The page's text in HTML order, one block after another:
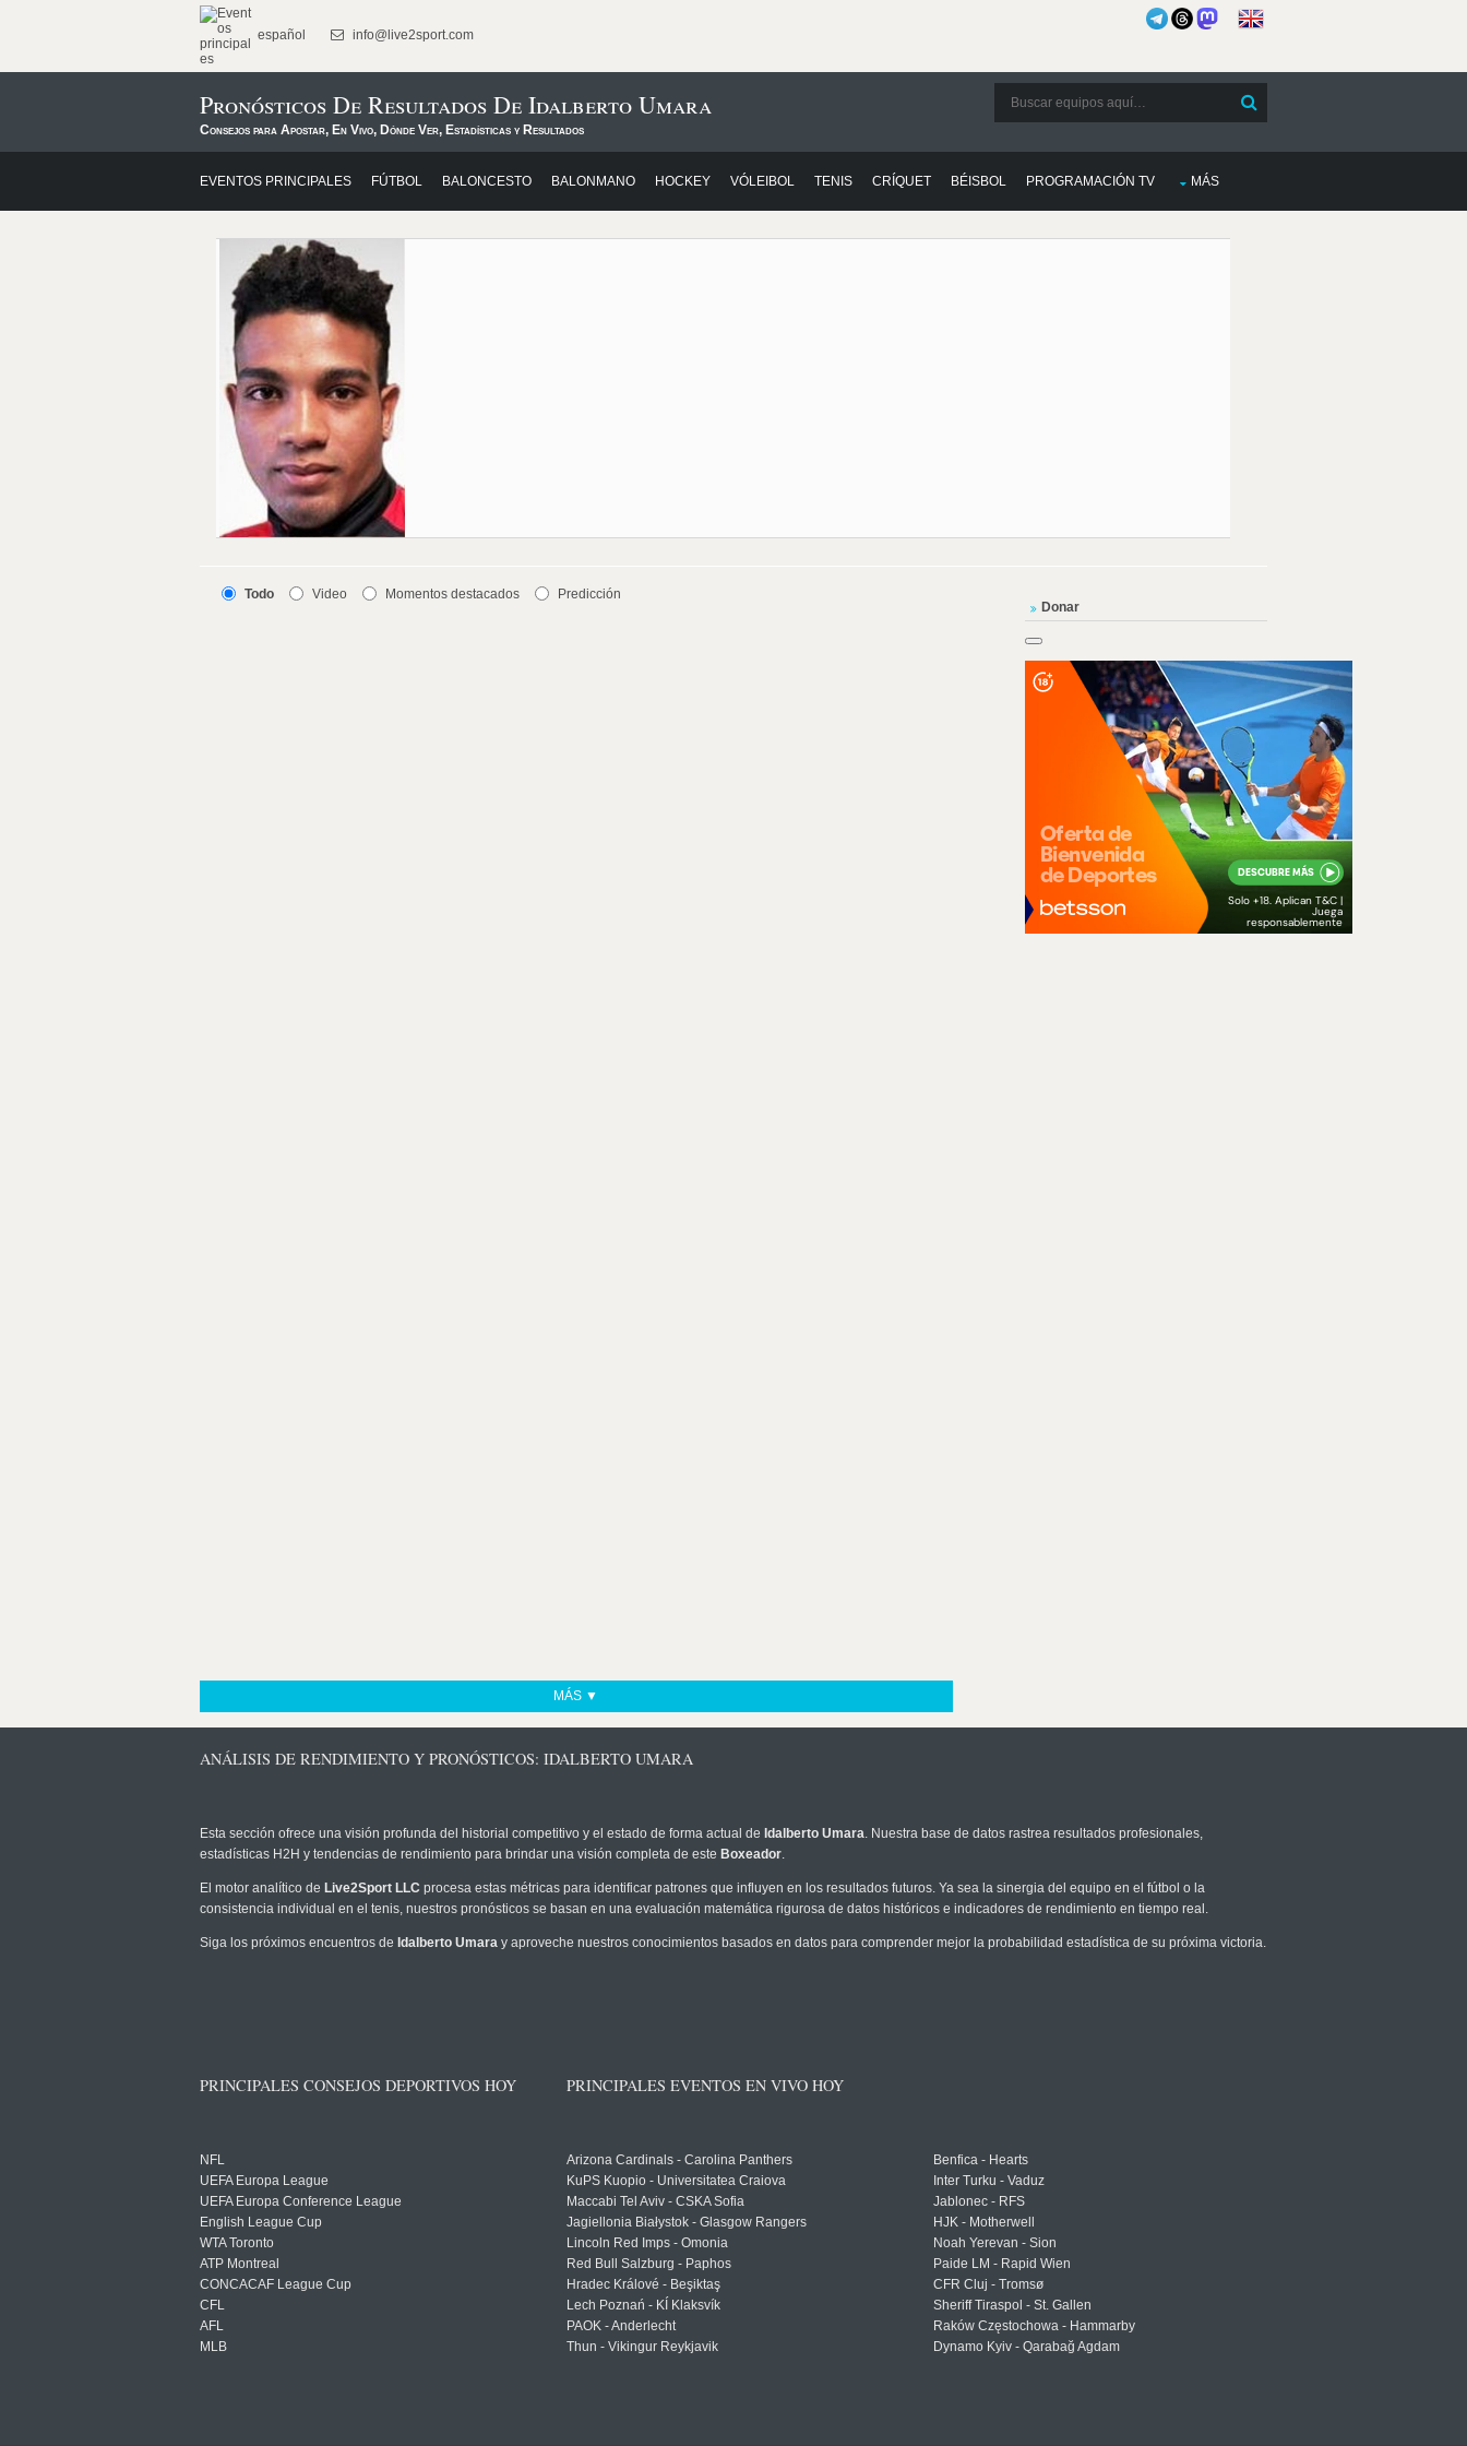
español info@live2sport.com
Pronósticos De Resultados De Idalberto Umara
Consejos para Apostar, En Vivo, Dónde Ver, Estadísticas y Resultados
EVENTOS PRINCIPALES FÚTBOL BALONCESTO BALONMANO HOCKEY VÓLEIBOL TENIS CRÍQUET BÉISBOL PROGRAMACIÓN TV MÁS
Todo Video Momentos destacados Predicción
MÁS ▼
Donar
ANÁLISIS DE RENDIMIENTO Y PRONÓSTICOS: IDALBERTO UMARA
Esta sección ofrece una visión profunda del historial competitivo y el estado de forma actual de Idalberto Umara. Nuestra base de datos rastrea resultados profesionales,
estadísticas H2H y tendencias de rendimiento para brindar una visión completa de este Boxeador.
El motor analítico de Live2Sport LLC procesa estas métricas para identificar patrones que influyen en los resultados futuros. Ya sea la sinergia del equipo en el fútbol o la
consistencia individual en el tenis, nuestros pronósticos se basan en una evaluación matemática rigurosa de datos históricos e indicadores de rendimiento en tiempo real.
Siga los próximos encuentros de Idalberto Umara y aproveche nuestros conocimientos basados en datos para comprender mejor la probabilidad estadística de su próxima victoria.
PRINCIPALES CONSEJOS DEPORTIVOS HOY
NFL
UEFA Europa League
UEFA Europa Conference League
English League Cup
WTA Toronto
ATP Montreal
CONCACAF League Cup
CFL
AFL
MLB
PRINCIPALES EVENTOS EN VIVO HOY
Arizona Cardinals - Carolina Panthers
KuPS Kuopio - Universitatea Craiova
Maccabi Tel Aviv - CSKA Sofia
Jagiellonia Białystok - Glasgow Rangers
Lincoln Red Imps - Omonia
Red Bull Salzburg - Paphos
Hradec Králové - Beşiktaş
Lech Poznań - KÍ Klaksvík
PAOK - Anderlecht
Thun - Vikingur Reykjavik
Benfica - Hearts
Inter Turku - Vaduz
Jablonec - RFS
HJK - Motherwell
Noah Yerevan - Sion
Paide LM - Rapid Wien
CFR Cluj - Tromsø
Sheriff Tiraspol - St. Gallen
Raków Częstochowa - Hammarby
Dynamo Kyiv - Qarabağ Agdam